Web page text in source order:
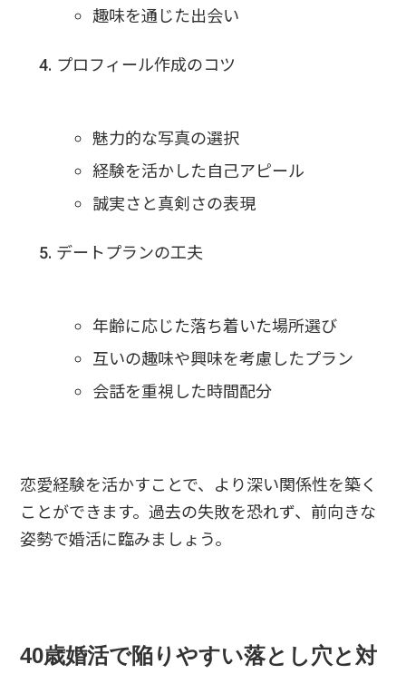
趣味を通じた出会い
プロフィール作成のコツ
魅力的な写真の選択
経験を活かした自己アピール
誠実さと真剣さの表現
デートプランの工夫
年齢に応じた落ち着いた場所選び
互いの趣味や興味を考慮したプラン
会話を重視した時間配分
恋愛経験を活かすことで、より深い関係性を築く
ことができます。過去の失敗を恐れず、前向きな
姿勢で婚活に臨みましょう。
40歳婚活で陥りやすい落とし穴と対